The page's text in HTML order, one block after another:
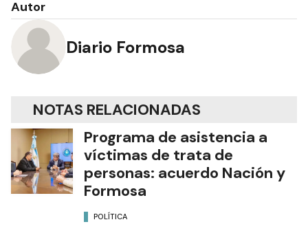
Autor
Diario Formosa
NOTAS RELACIONADAS
Programa de asistencia a
víctimas de trata de
personas: acuerdo Nación y
Formosa
POLÍTICA